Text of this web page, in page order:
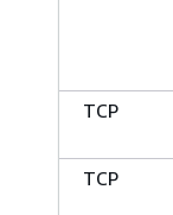
TCP
TCP